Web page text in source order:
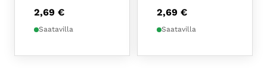
2,69 €
Saatavilla
2,69 €
Saatavilla